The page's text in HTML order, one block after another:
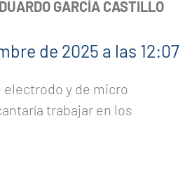
GARCÍA CASTILLO
de 2025 a las 12:07
electrodo y de micro
trabajar en los